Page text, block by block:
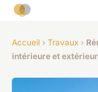
Accueil › Travaux ›
intérieure et